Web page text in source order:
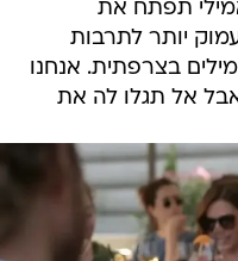
תפתח את
יותר לתרבות
בצרפתית. אנחנו
אבל אל תגלו לה את